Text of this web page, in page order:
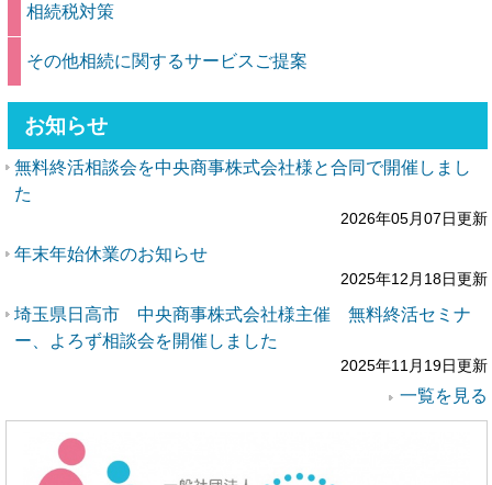
相続税対策
その他相続に関するサービスご提案
お知らせ
無料終活相談会を中央商事株式会社様と合同で開催しまし
た
2026年05月07日更新
年末年始休業のお知らせ
2025年12月18日更新
埼玉県日高市 中央商事株式会社様主催 無料終活セミナ
ー、よろず相談会を開催しました
2025年11月19日更新
一覧を見る